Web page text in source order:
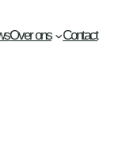
Over ons Contact